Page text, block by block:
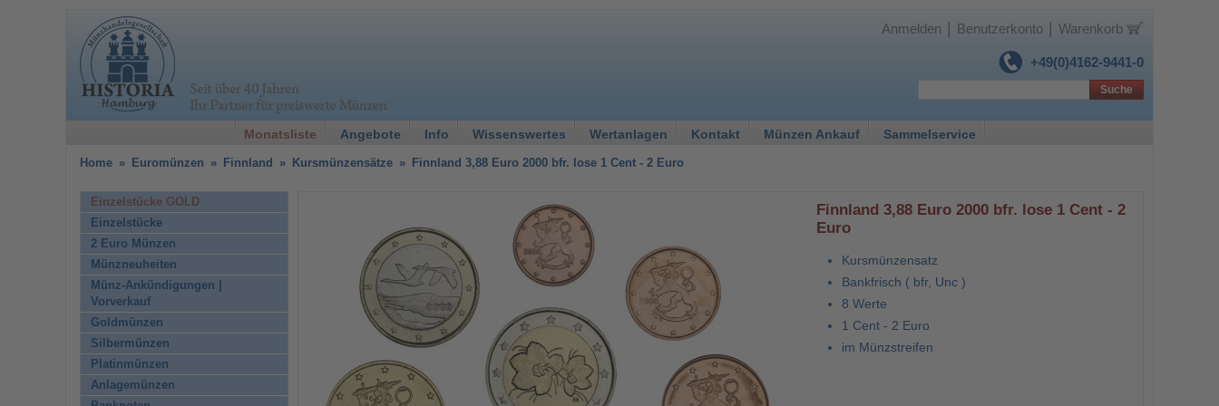
+49(0)4162-9441-0
Anmelden Benutzerkonto Warenkorb
Monatsliste Angebote Info Wissenswertes Wertanlagen Kontakt Münzen Ankauf Sammelservice
Suche
Home » Euromünzen » Finnland » Kursmünzensätze » Finnland 3,88 Euro 2000 bfr. lose 1 Cent - 2 Euro
Finnland 3,88 Euro 2000 bfr. lose 1 Cent - 2
Euro
Kursmünzensatz
Bankfrisch ( bfr, Unc )
8 Werte
1 Cent - 2 Euro
im Münzstreifen
Einzelstücke GOLD
Einzelstücke
2 Euro Münzen
Münzneuheiten
Münz-Ankündigungen |
Vorverkauf
Goldmünzen
Silbermünzen
Platinmünzen
Anlagemünzen